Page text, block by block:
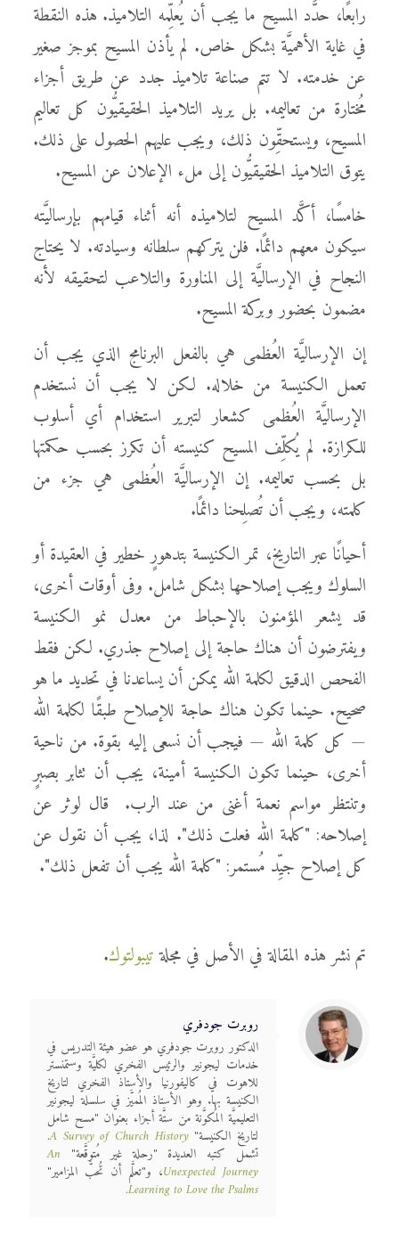
رابعًا، حدَّد المسيح ما يجب أن يُعلِّمه التلاميذ. هذه النقطة
في غاية الأهميَّة بشكل خاص. لم يأذن المسيح بموجز صغير
عن خدمته. لا تتم صناعة تلاميذ جدد عن طريق أجزاء
مُختارة من تعاليمه. بل يريد التلاميذ الحقيقيُّون كل تعاليم
المسيح، ويستحقِّون ذلك، ويجب عليهم الحصول على ذلك.
يتوق التلاميذ الحقيقيُّون إلى ملء الإعلان عن المسيح.
خامسًا، أكَّد المسيح لتلاميذه أنه أثناء قيامهم بإرساليَّته
سيكون معهم دائمًا. فلن يتركهم سلطانه وسيادته. لا يحتاج
النجاح في الإرساليَّة إلى المناورة والتلاعب لتحقيقه لأنه
مضمون بحضور وبركة المسيح.
إن الإرساليَّة العُظمى هي بالفعل البرنامج الذي يجب أن
تعمل الكنيسة من خلاله. لكن لا يجب أن نستخدم
الإرساليَّة العُظمى كشعار لتبرير استخدام أي أسلوب
للكرازة. لم يُكلِّف المسيح كنيسته أن تكرز بحسب حكمتها
بل بحسب تعاليمه. إن الإرساليَّة العُظمى هي جزء من
كلمته، ويجب أن تُصلِحنا دائمًا.
أحيانًا عبر التاريخ، تمر الكنيسة بتدهورٍ خطير في العقيدة أو
السلوك ويجب إصلاحها بشكل شامل. وفى أوقات أخرى،
قد يشعر المؤمنون بالإحباط من معدل نمو الكنيسة
ويفترضون أن هناك حاجة إلى إصلاح جذري. لكن فقط
الفحص الدقيق لكلمة الله يمكن أن يساعدنا في تحديد ما هو
صحيح. حينما تكون هناك حاجة للإصلاح طبقًا لكلمة الله
— كل كلمة الله — فيجب أن نسعى إليه بقوة. من ناحية
أخرى، حينما تكون الكنيسة أمينة، يجب أن تثابر بصبرٍ
وتنتظر مواسم نعمة أغنى من عند الرب. قال لوثر عن
إصلاحه: "كلمة الله فعلت ذلك". لذا، يجب أن نقول عن
كل إصلاح جيِّد مُستمر: "كلمة الله يجب أن تفعل ذلك".
تم نشر هذه المقالة في الأصل في مجلةتيبولتوك.
روبرت جودفري
الدكتور روبرت جودفري هو عضو هيئة التدريس في
خدمات ليجونير والرئيس الفخري لكليَّة وستمنستر
للاهوت في كاليفورنيا والأستاذ الفخري لتاريخ
الكنيسة بها. وهو الأستاذ المُميَّز في سلسلة ليجونير
التعليميَّة المُكوَّنة من ستَّة أجزاء بعنوان "مسح شامل
لتاريخ الكنيسة"A Survey of Church History
.
تشمل كتبه العديدة "رحلة غير مُتوقَّعة" An
Unexpected Journey، و"تعلَّم أن تُحبَّ المزامير"
Learning to Love the Psalms
.